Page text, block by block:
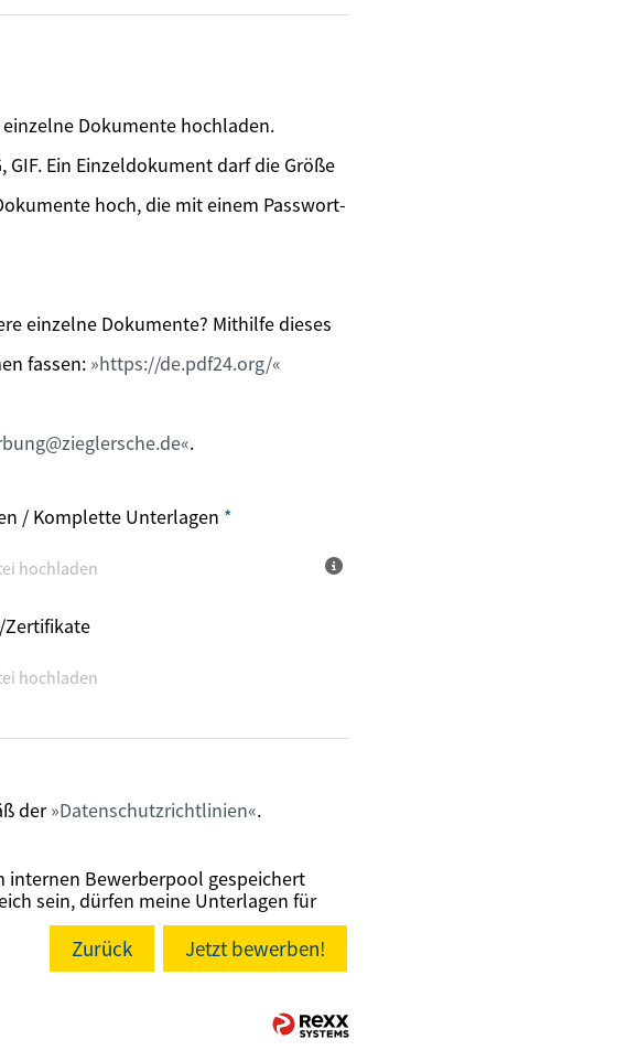
Dokumente hochladen.
GIF. Ein Einzeldokument darf die Größe
hoch, die mit einem Passwort-
einzelne Dokumente? Mithilfe dieses
fassen: https://de.pdf24.org/
.
/ Komplette Unterlagen *
hochladen
Zertifikate
hochladen
der Datenschutzrichtlinien .
internen Bewerberpool gespeichert
sein, dürfen meine Unterlagen für
Zurück Jetzt bewerben!